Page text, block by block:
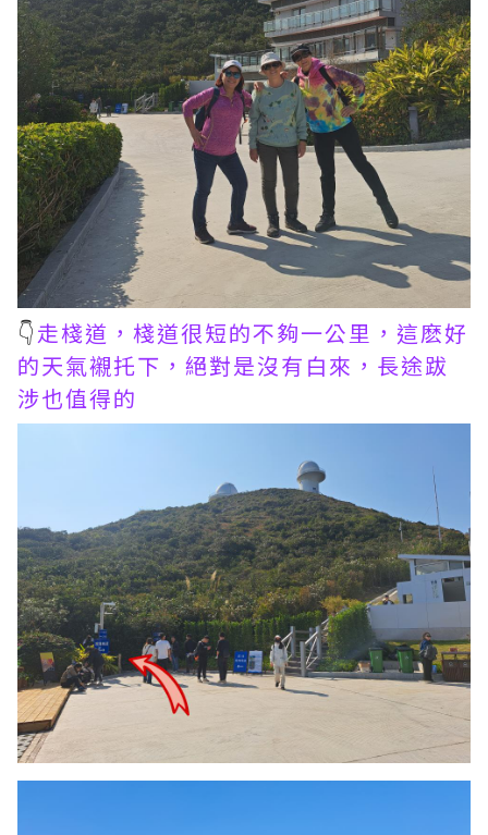
👇走棧道，棧道很短的不夠一公里，這麽好
的天氣襯托下，絕對是沒有白來，長途跋
涉也值得的